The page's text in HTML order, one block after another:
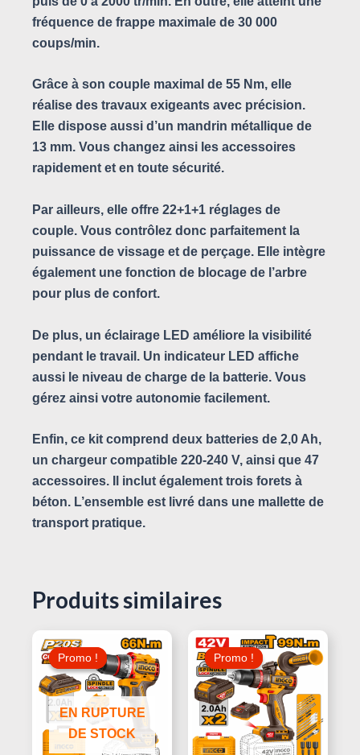
fréquence de frappe maximale de 30 000
coups/min.
Grâce à son couple maximal de 55 Nm, elle
réalise des travaux exigeants avec précision.
Elle dispose aussi d’un mandrin métallique de
13 mm. Vous changez ainsi les accessoires
rapidement et en toute sécurité.
Par ailleurs, elle offre 22+1+1 réglages de
couple. Vous contrôlez donc parfaitement la
puissance de vissage et de perçage. Elle intègre
également une fonction de blocage de l’arbre
pour plus de confort.
De plus, un éclairage LED améliore la visibilité
pendant le travail. Un indicateur LED affiche
aussi le niveau de charge de la batterie. Vous
gérez ainsi votre autonomie facilement.
Enfin, ce kit comprend deux batteries de 2,0 Ah,
un chargeur compatible 220-240 V, ainsi que 47
accessoires. Il inclut également trois forets à
béton. L’ensemble est livré dans une mallette de
transport pratique.
Produits similaires
Promo !
EN RUPTURE
DE STOCK
Promo !
Prix
Initial
Était :
Le
Actuel
180,000 د.ت.
Promo !
Promo !
Le
Prix
Initial
Était :
Le
Actuel